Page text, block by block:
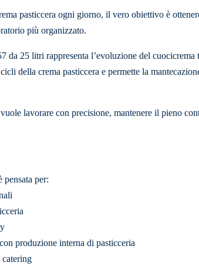
pasticcera ogni giorno, il vero obiettivo è
più organizzato.
da 25 litri rappresenta l’evoluzione del
della crema pasticcera e permette la
lavorare con precisione, mantenere il pieno
pensata per:
produzione interna di pasticceria
catering